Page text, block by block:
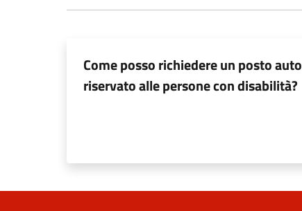
Come posso richiedere un posto auto
riservato alle persone con disabilità?